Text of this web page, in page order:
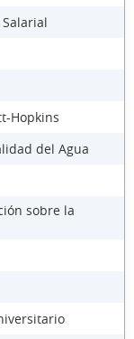
Hopkins
del Agua
sobre la